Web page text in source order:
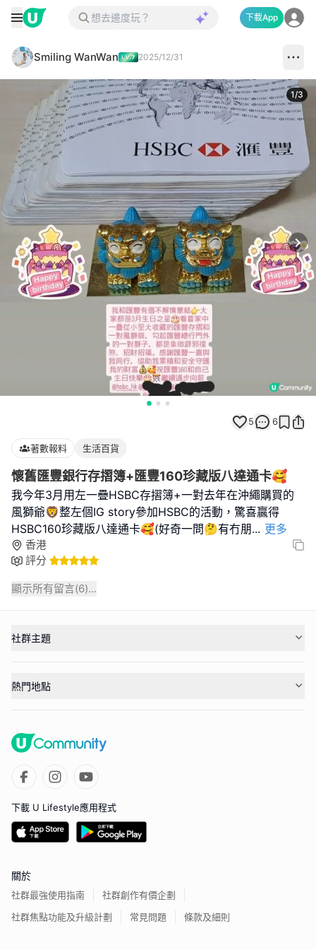
下載App
Smiling WanWan 2025/12/31
1/3
5 6
著數報料 生活百貨
懷舊匯豐銀行存摺簿+匯豐160珍藏版八達通卡🥰
我今年3月用左一疊HSBC存摺簿+一對去年在沖繩購買的
風獅爺🦁整左個IG story參加HSBC的活動，驚喜贏得
HSBC160珍藏版八達通卡🥰(好奇一問🤔有冇朋... 更多
香港
評分
顯示所有留言(6)...
社群主題
熱門地點
下載 U Lifestyle應用程式
關於
社群最強使用指南
社群創作有價企劃
社群焦點功能及升級計劃
常見問題 條款及細則